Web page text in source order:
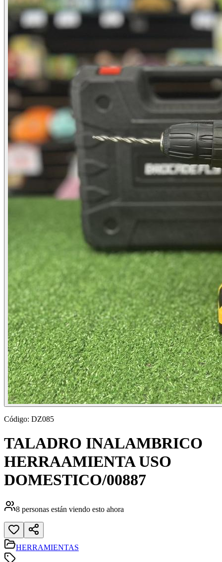
Código: DZ085
TALADRO INALAMBRICO
HERRAAMIENTA USO
DOMESTICO/00887
8 personas están viendo esto ahora
HERRAMIENTAS